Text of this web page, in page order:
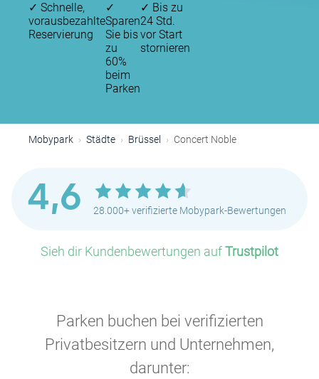
✓ Schnelle,
vorausbezahlte
Reservierung
✓
Sparen
Sie bis
zu
60%
beim
Parken
✓ Bis zu
24 Std.
vor Start
stornieren
Mobypark Städte Brüssel Concert Noble
4,6 28.000+ verifizierte Mobypark-Bewertungen
Sieh dir Kundenbewertungen aufTrustpilot
Parken buchen bei verifizierten
Privatbesitzern und Unternehmen,
darunter:
P